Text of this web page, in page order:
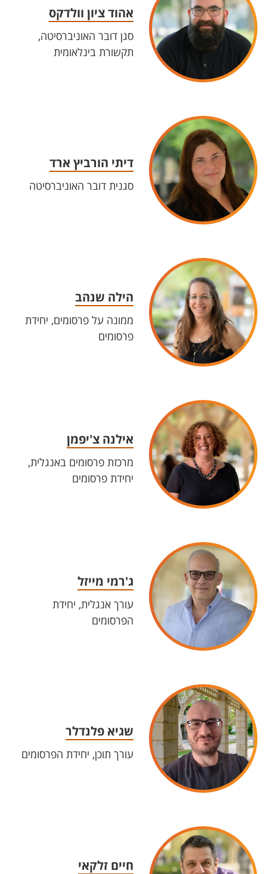
אהוד ציון וולדקס
סגן דובר האוניברסיטה,
תקשורת בינלאומית
דיתי הורביץ ארד
סגנית דובר האוניברסיטה
הילה שנהב
ממונה על פרסומים, יחידת
פרסומים
אילנה צ'יפמן
מרכזת פרסומים באנגלית,
יחידת פרסומים
ג'רמי מייזל
עורך אנגלית, יחידת
הפרסומים
שגיא פלנדל​ר
עורך תוכן, יחידת הפרסומים
חיים זלקאי